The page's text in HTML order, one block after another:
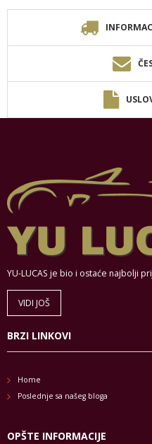
YU-LUCAS je bio i ostaće najbolji
VIDI JOŠ
BRZI LINKOVI
Home
Poslednje sa našeg bloga
OPŠTE INFORMACIJE